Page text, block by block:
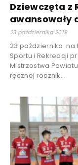
Dziewczęta z
awansowały
23 października 2019
23 października na
Sportu i Rekreacji
Mistrzostwa
ręcznej rocznik...